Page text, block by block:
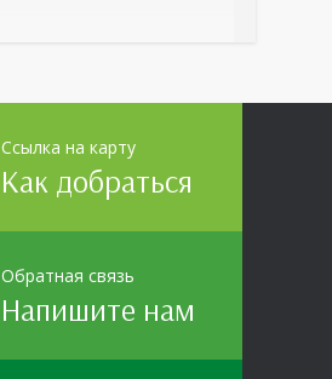
Ссылка на карту
Как добраться
Обратная связь
Напишите нам